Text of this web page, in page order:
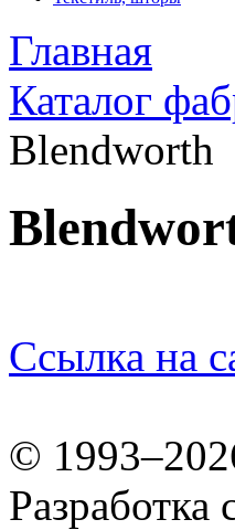
Главная
Каталог
Blendworth
Ссылка на
©
Разработка